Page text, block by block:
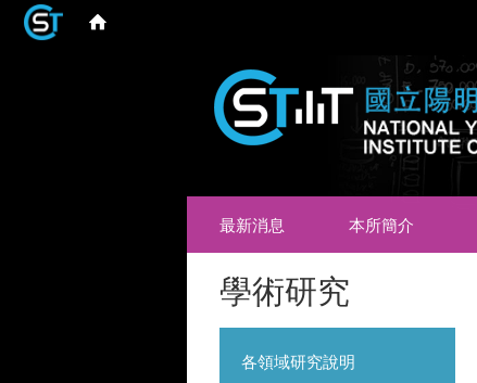
最新消息 本所簡介
學術研究
各領域研究說明